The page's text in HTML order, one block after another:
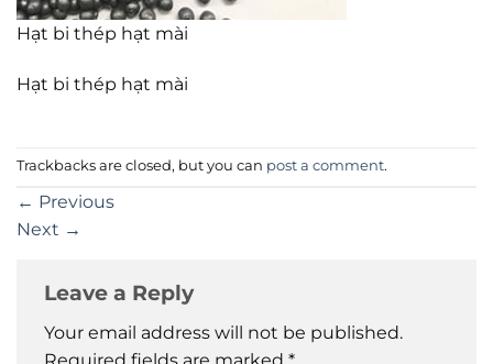
Hạt bi thép hạt mài
Hạt bi thép hạt mài
Trackbacks are closed, but you can post a comment.
← Previous
Next →
Leave a Reply
Your email address will not be published.